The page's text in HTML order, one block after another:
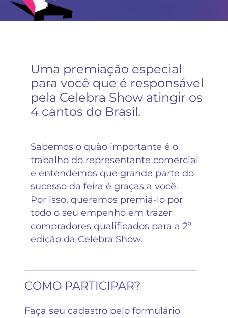
Uma premiação especial
para você que é responsável
pela Celebra Show atingir os
4 cantos do Brasil.
Sabemos o quão importante é o
trabalho do representante comercial
e entendemos que grande parte do
sucesso da feira é graças a você.
Por isso, queremos premiá-lo por
todo o seu empenho em trazer
compradores qualificados para a 2ª
edição da Celebra Show.
COMO PARTICIPAR?
Faça seu cadastro pelo formulário